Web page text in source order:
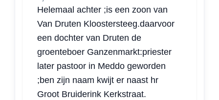
Helemaal achter ;is een zoon van
Van Druten Kloostersteeg.daarvoor
een dochter van Druten de
groenteboer Ganzenmarkt:priester
later pastoor in Meddo geworden
;ben zijn naam kwijt er naast hr
Groot Bruiderink Kerkstraat.